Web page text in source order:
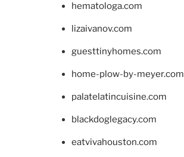
hematologa.com
lizaivanov.com
guesttinyhomes.com
home-plow-by-meyer.com
palatelatincuisine.com
blackdoglegacy.com
eatvivahouston.com